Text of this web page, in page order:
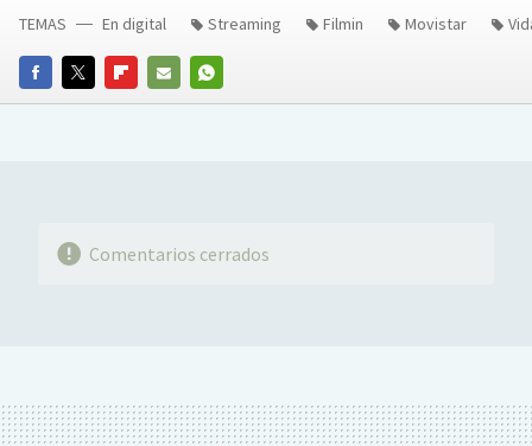
FACEBOOKTWITTERFLIPBOARD
E-
WHATSAPP
TEMAS En digital Streaming Filmin Movistar
Comentarios cerrados